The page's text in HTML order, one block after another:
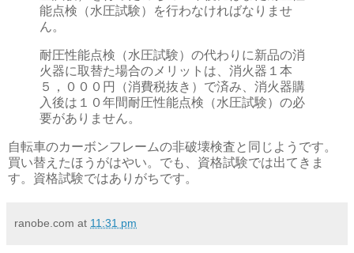
能点検（水圧試験）を行わなければなりませ
ん。
耐圧性能点検（水圧試験）の代わりに新品の消
火器に取替た場合のメリットは、消火器１本
５，０００円（消費税抜き）で済み、消火器購
入後は１０年間耐圧性能点検（水圧試験）の必
要がありません。
自転車のカーボンフレームの非破壊検査と同じようです。
買い替えたほうがはやい。でも、資格試験では出てきま
す。資格試験ではありがちです。
ranobe.com at 11:31 pm